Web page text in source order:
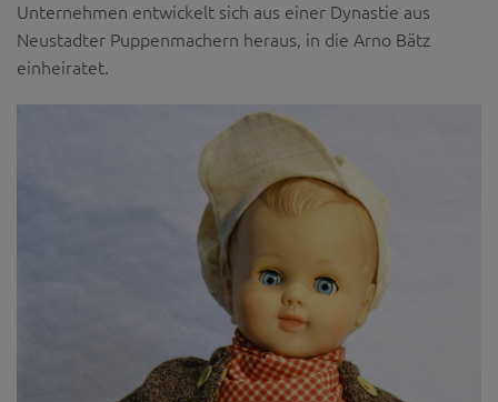
Unternehmen entwickelt sich aus einer Dynastie aus
Neustadter Puppenmachern heraus, in die Arno Bätz
einheiratet.